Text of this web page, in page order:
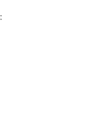
: